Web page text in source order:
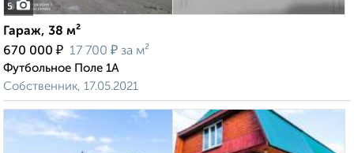
5
Гараж, 38 м²
670 000 ₽ 17 700 ₽ за м²
Футбольное Поле 1А
Собственник, 17.05.2021